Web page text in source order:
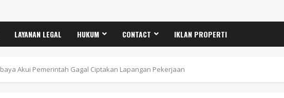
LAYANAN LEGAL HUKUM CONTACT IKLAN PROPERTI
Akui Pemerintah Gagal Ciptakan Lapangan Pekerjaan